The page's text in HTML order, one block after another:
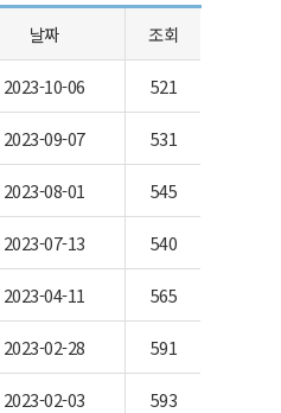
날짜 조회
2023-10-06 521
2023-09-07 531
2023-08-01 545
2023-07-13 540
2023-04-11 565
2023-02-28 591
2023-02-03 593